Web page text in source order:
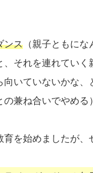
ンス （親子ともに
それを連れていく
いていないかな、
兼ね合いでやめる）
を始めましたが